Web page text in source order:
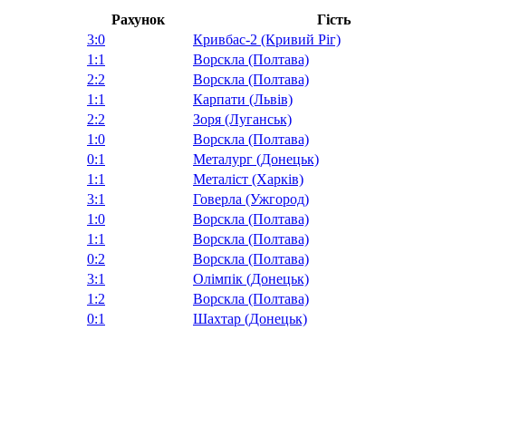
Рахунок
Гість
3:0
Кривбас-2 (Кривий Ріг)
1:1
Ворскла (Полтава)
2:2
Ворскла (Полтава)
1:1
Карпати (Львів)
2:2
Зоря (Луганськ)
1:0
Ворскла (Полтава)
0:1
Металург (Донецьк)
1:1
Металіст (Харків)
3:1
Говерла (Ужгород)
1:0
Ворскла (Полтава)
1:1
Ворскла (Полтава)
0:2
Ворскла (Полтава)
3:1
Олімпік (Донецьк)
1:2
Ворскла (Полтава)
0:1 Шахтар (Донецьк)